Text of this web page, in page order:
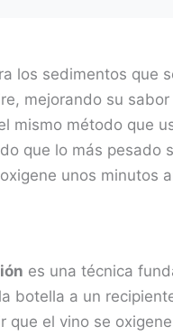
los sedimentos que
mejorando su
mismo método que
que lo más pesado
unos minutos
es una técnica
botella a un
que el vino se